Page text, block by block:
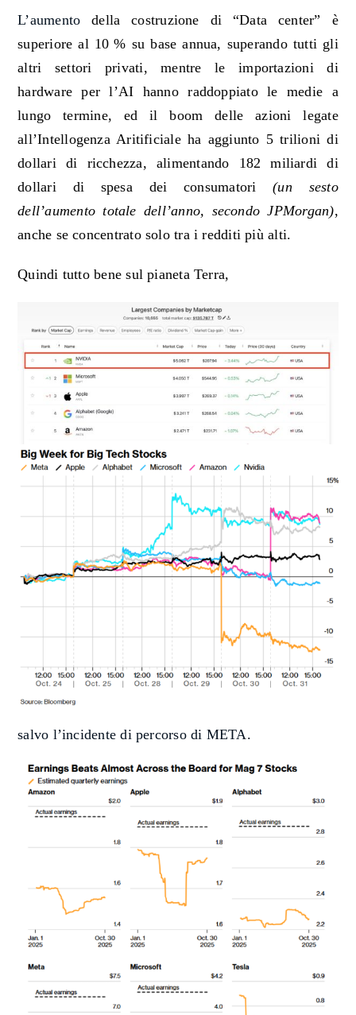
L’aumentodella costruzione di “Data center” è
superiore al 10 % su base annua, superando tutti gli
altri settori privati, mentre le importazioni di
hardware per l’AI hanno raddoppiato le medie a
lungo termine, ed ilboom delle azioni legate
all’IntellogenzaAritificialeha aggiunto 5 trilioni di
dollari di ricchezza, alimentando 182 miliardi di
dollari di spesa dei consumatori(un sesto
dell’aumento totale dell’anno, secondo JPMorgan),
anche se concentrato solotra i redditi più alti.
Quindi tutto bene sul pianeta Terra,
salvo l’incidente di percorso di META.